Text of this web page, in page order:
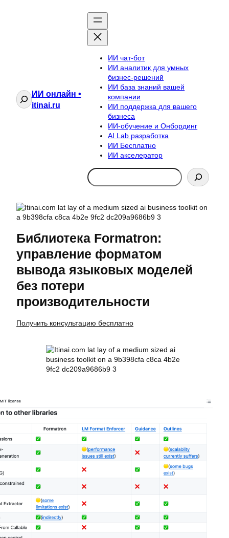
ПоискИИ онлайн •
itinai.ru
ИИ чат-бот
ИИ аналитик для умных
бизнес-решений
ИИ база знаний вашей
компании
ИИ поддержка для вашего
бизнеса
ИИ-обучение и Онбординг
AI Lab разработка
ИИ Бесплатно
ИИ акселератор
Search
Библиотека Formatron:
управление форматом
вывода языковых моделей
без потери
производительности
Получить консультацию бесплатно